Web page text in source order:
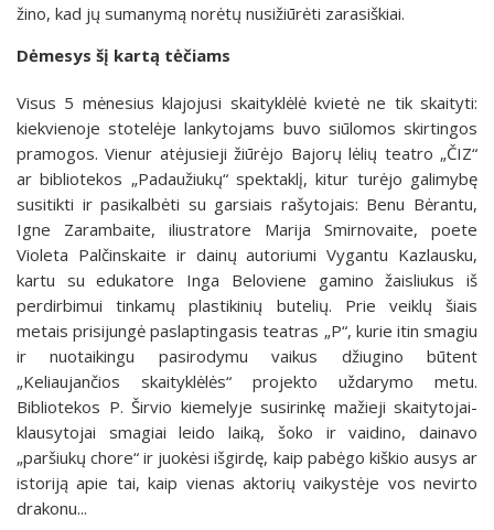
žino, kad jų sumanymą norėtų nusižiūrėti zarasiškiai.
Dėmesys šį kartą tėčiams
Visus 5 mėnesius klajojusi skaityklėlė kvietė ne tik skaityti:
kiekvienoje stotelėje lankytojams buvo siūlomos skirtingos
pramogos. Vienur atėjusieji žiūrėjo Bajorų lėlių teatro „ČIZ“
ar bibliotekos „Padaužiukų“ spektaklį, kitur turėjo galimybę
susitikti ir pasikalbėti su garsiais rašytojais: Benu Bėrantu,
Igne Zarambaite, iliustratore Marija Smirnovaite, poete
Violeta Palčinskaite ir dainų autoriumi Vygantu Kazlausku,
kartu su edukatore Inga Beloviene gamino žaisliukus iš
perdirbimui tinkamų plastikinių butelių. Prie veiklų šiais
metais prisijungė paslaptingasis teatras „P“, kurie itin smagiu
ir nuotaikingu pasirodymu vaikus džiugino būtent
„Keliaujančios skaityklėlės“ projekto uždarymo metu.
Bibliotekos P. Širvio kiemelyje susirinkę mažieji skaitytojai-
klausytojai smagiai leido laiką, šoko ir vaidino, dainavo
„paršiukų chore“ ir juokėsi išgirdę, kaip pabėgo kiškio ausys ar
istoriją apie tai, kaip vienas aktorių vaikystėje vos nevirto
drakonu...